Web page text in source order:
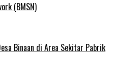
(BMSN)
Binaan di Area Sekitar Pabrik